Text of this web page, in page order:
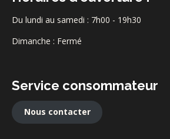
Du lundi au samedi : 7h00 - 19h30
Dimanche : Fermé
Service consommateur
Nous contacter